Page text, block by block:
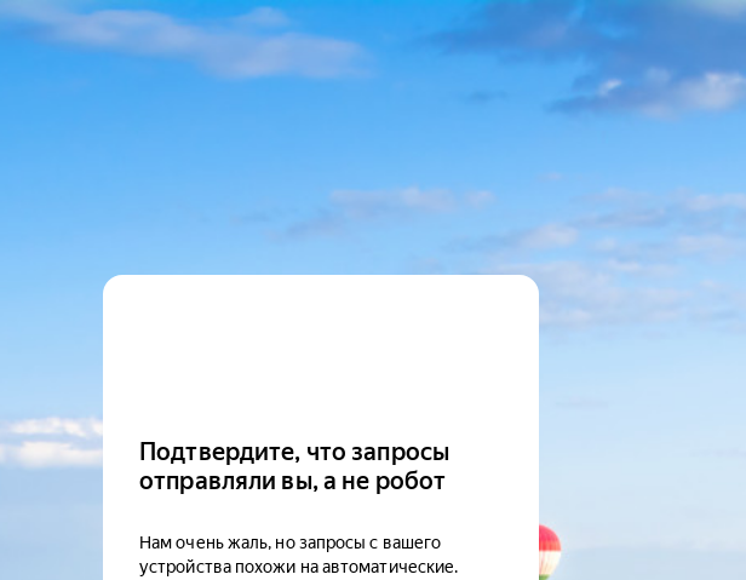
Подтвердите, что запросы
отправляли вы, а не робот
Нам очень жаль, но запросы с вашего
устройства похожи на автоматические.